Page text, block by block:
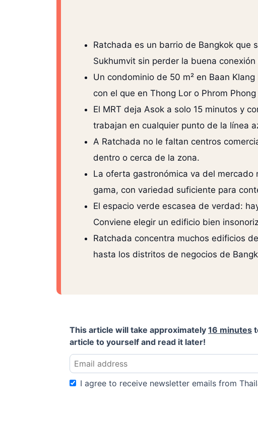
Ratchada es un barrio de Bangkok que
Sukhumvit sin perder la buena
Un condominio de 50 m² en Baan
con el que en Thong Lor o Phrom
El MRT deja Asok a solo 15 minutos y
trabajan en cualquier punto de la línea
A Ratchada no le faltan centros
dentro o cerca de la zona.
La oferta gastronómica va del mercado
gama, con variedad suficiente para
El espacio verde escasea de verdad:
Conviene elegir un edificio bien
Ratchada concentra muchos edificios
hasta los distritos de negocios de
This article will take approximately 16 minutes
article to yourself and read it later!
I agree to receive newsletter emails from